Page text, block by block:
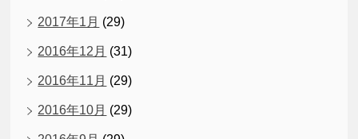
2017年1月 (29)
2016年12月 (31)
2016年11月 (29)
2016年10月 (29)